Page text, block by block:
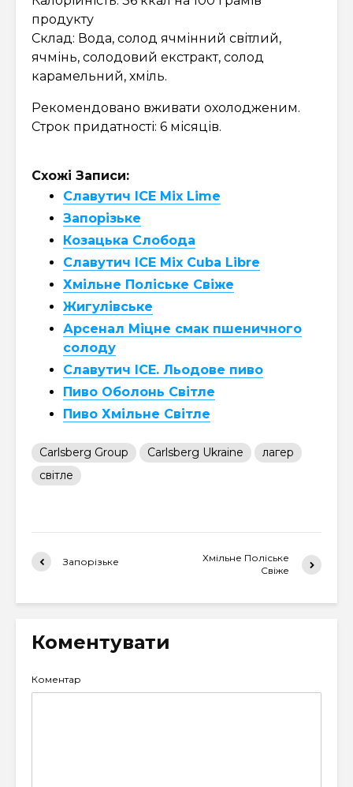
продукту
Склад: Вода, солод ячмінний світлий,
ячмінь, солодовий екстракт, солод
карамельний, хміль.
Рекомендовано вживати охолодженим.
Строк придатності: 6 місяців.
Схожі Записи:
Славутич ICE Mix Lime
Запорізьке
Козацька Слобода
Славутич ICE Mix Cuba Libre
Хмільне Поліське Свіже
Жигулівське
Арсенал Міцне смак пшеничного
солоду
Славутич ICE. Льодове пиво
Пиво Оболонь Світле
Пиво Хмільне Світле
Carlsberg Group Carlsberg Ukraine
лагер
світле
Запорізьке
Хмільне Поліське
Свіже
Коментувати
Коментар